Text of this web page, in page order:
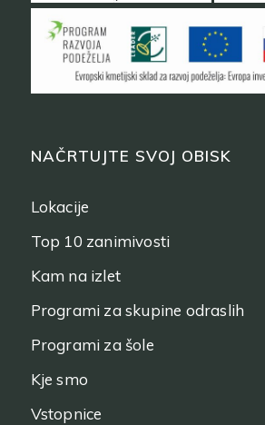
NAČRTUJTE SVOJ OBISK
Lokacije
Top 10 zanimivosti
Kam na izlet
Programi za skupine odraslih
Programi za šole
Kje smo
Vstopnice